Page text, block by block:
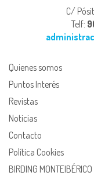
C/
Telf:
Quienes somos
Puntos Interés
Revistas
Noticias
Contacto
Política Cookies
BIRDING MONTEIBÉRICO